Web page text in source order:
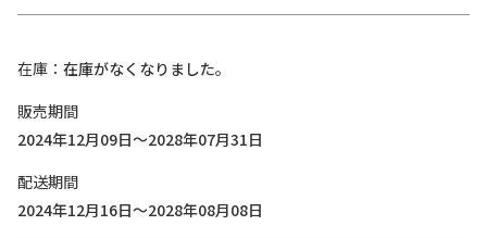
在庫
在庫がなくなりました。
販売期間
2024年12月09日～2028年07月31日
配送期間
2024年12月16日～2028年08月08日